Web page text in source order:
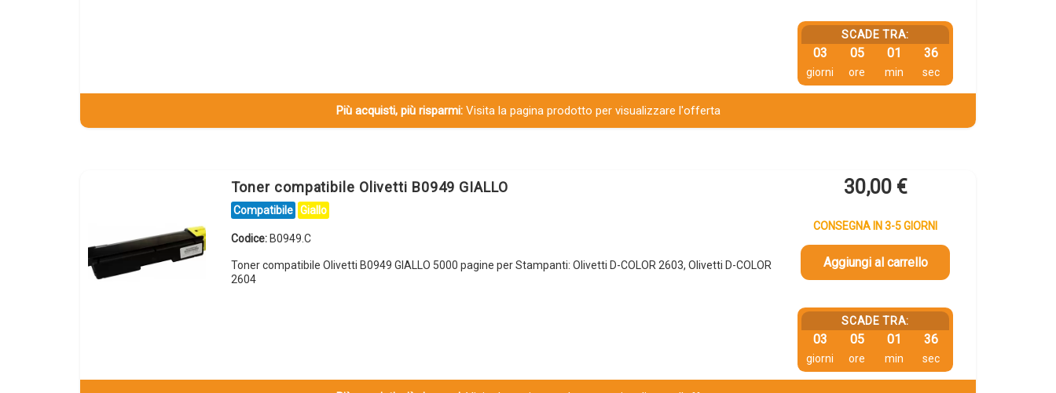
SCADE TRA:
03
giorni
05
ore
01
min
35
sec
Più acquisti, più risparmi:Visita la pagina prodotto per visualizzare l'offerta
Toner compatibile Olivetti B0949 GIALLO
Compatibile Giallo
Codice: B0949.C
Toner compatibile Olivetti B0949 GIALLO 5000 pagine per Stampanti: Olivetti D-COLOR 2603, Olivetti D-COLOR
2604
30,00 €
CONSEGNA IN 3-5 GIORNI
Aggiungi al carrello
SCADE TRA:
03
giorni
05
ore
01
min
35
sec